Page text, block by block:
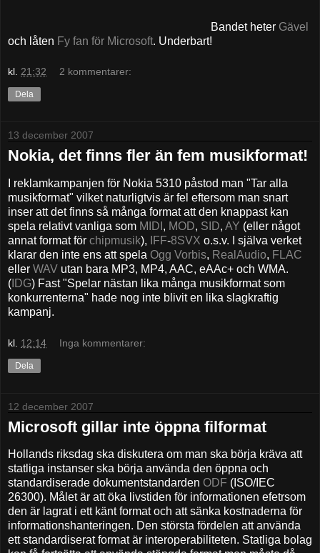
Bandet heter Gävel
och låten Fy fan för Microsoft. Underbart!
kl. 21:32 2 kommentarer:
Dela
13 december 2007
Nokia, det finns fler än fem musikformat!
I reklamkampanjen för Nokia 5310 påstod man "Tar alla
musikformat" vilket naturligtvis är fel eftersom man snart
inser att det finns så många format att den knappast kan
spela relativt vanliga som MIDI , MOD, SID, AY (eller något
annat format för chipmusik), IFF-8SVX o.s.v. I själva verket
klarar den inte ens att spela Ogg Vorbis, RealAudio, FLAC
eller WAV utan bara MP3, MP4, AAC, eAAc+ och WMA.
( IDG) Fast "Spelar nästan lika många musikformat som
konkurrenterna" hade nog inte blivit en lika slagkraftig
kampanj.
kl. 12:14 Inga kommentarer:
Dela
12 december 2007
Microsoft gillar inte öppna filformat
Hollands riksdag ska diskutera om man ska börja kräva att
statliga instanser ska börja använda den öppna och
standardiserade dokumentstandarden ODF (ISO/IEC
26300). Målet är att öka livstiden för informationen efetrsom
den är lagrat i ett känt format och att sänka kostnaderna för
informationshanteringen. Den största fördelen att använda
ett standardiserat format är interoperabiliteten. Statliga bolag